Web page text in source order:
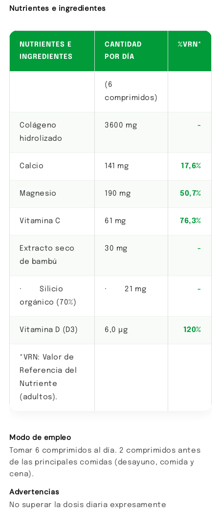
Nutrientes e ingredientes
NUTRIENTES E
INGREDIENTES
CANTIDAD
POR DÍA
%VRN*
(6
comprimidos)
Colágeno
hidrolizado
3600 mg -
Calcio 141 mg 17,6%
Magnesio 190 mg 50,7%
Vitamina C 61 mg 76,3%
Extracto seco
de bambú
30 mg -
· Silicio
orgánico (70%)
· 21 mg -
Vitamina D (D3) 6,0 µg 120%
*VRN: Valor de
Referencia del
Nutriente
(adultos).
Modo de empleo
Tomar 6 comprimidos al día. 2 comprimidos antes
de las principales comidas (desayuno, comida y
cena).
Advertencias
No superar la dosis diaria expresamente